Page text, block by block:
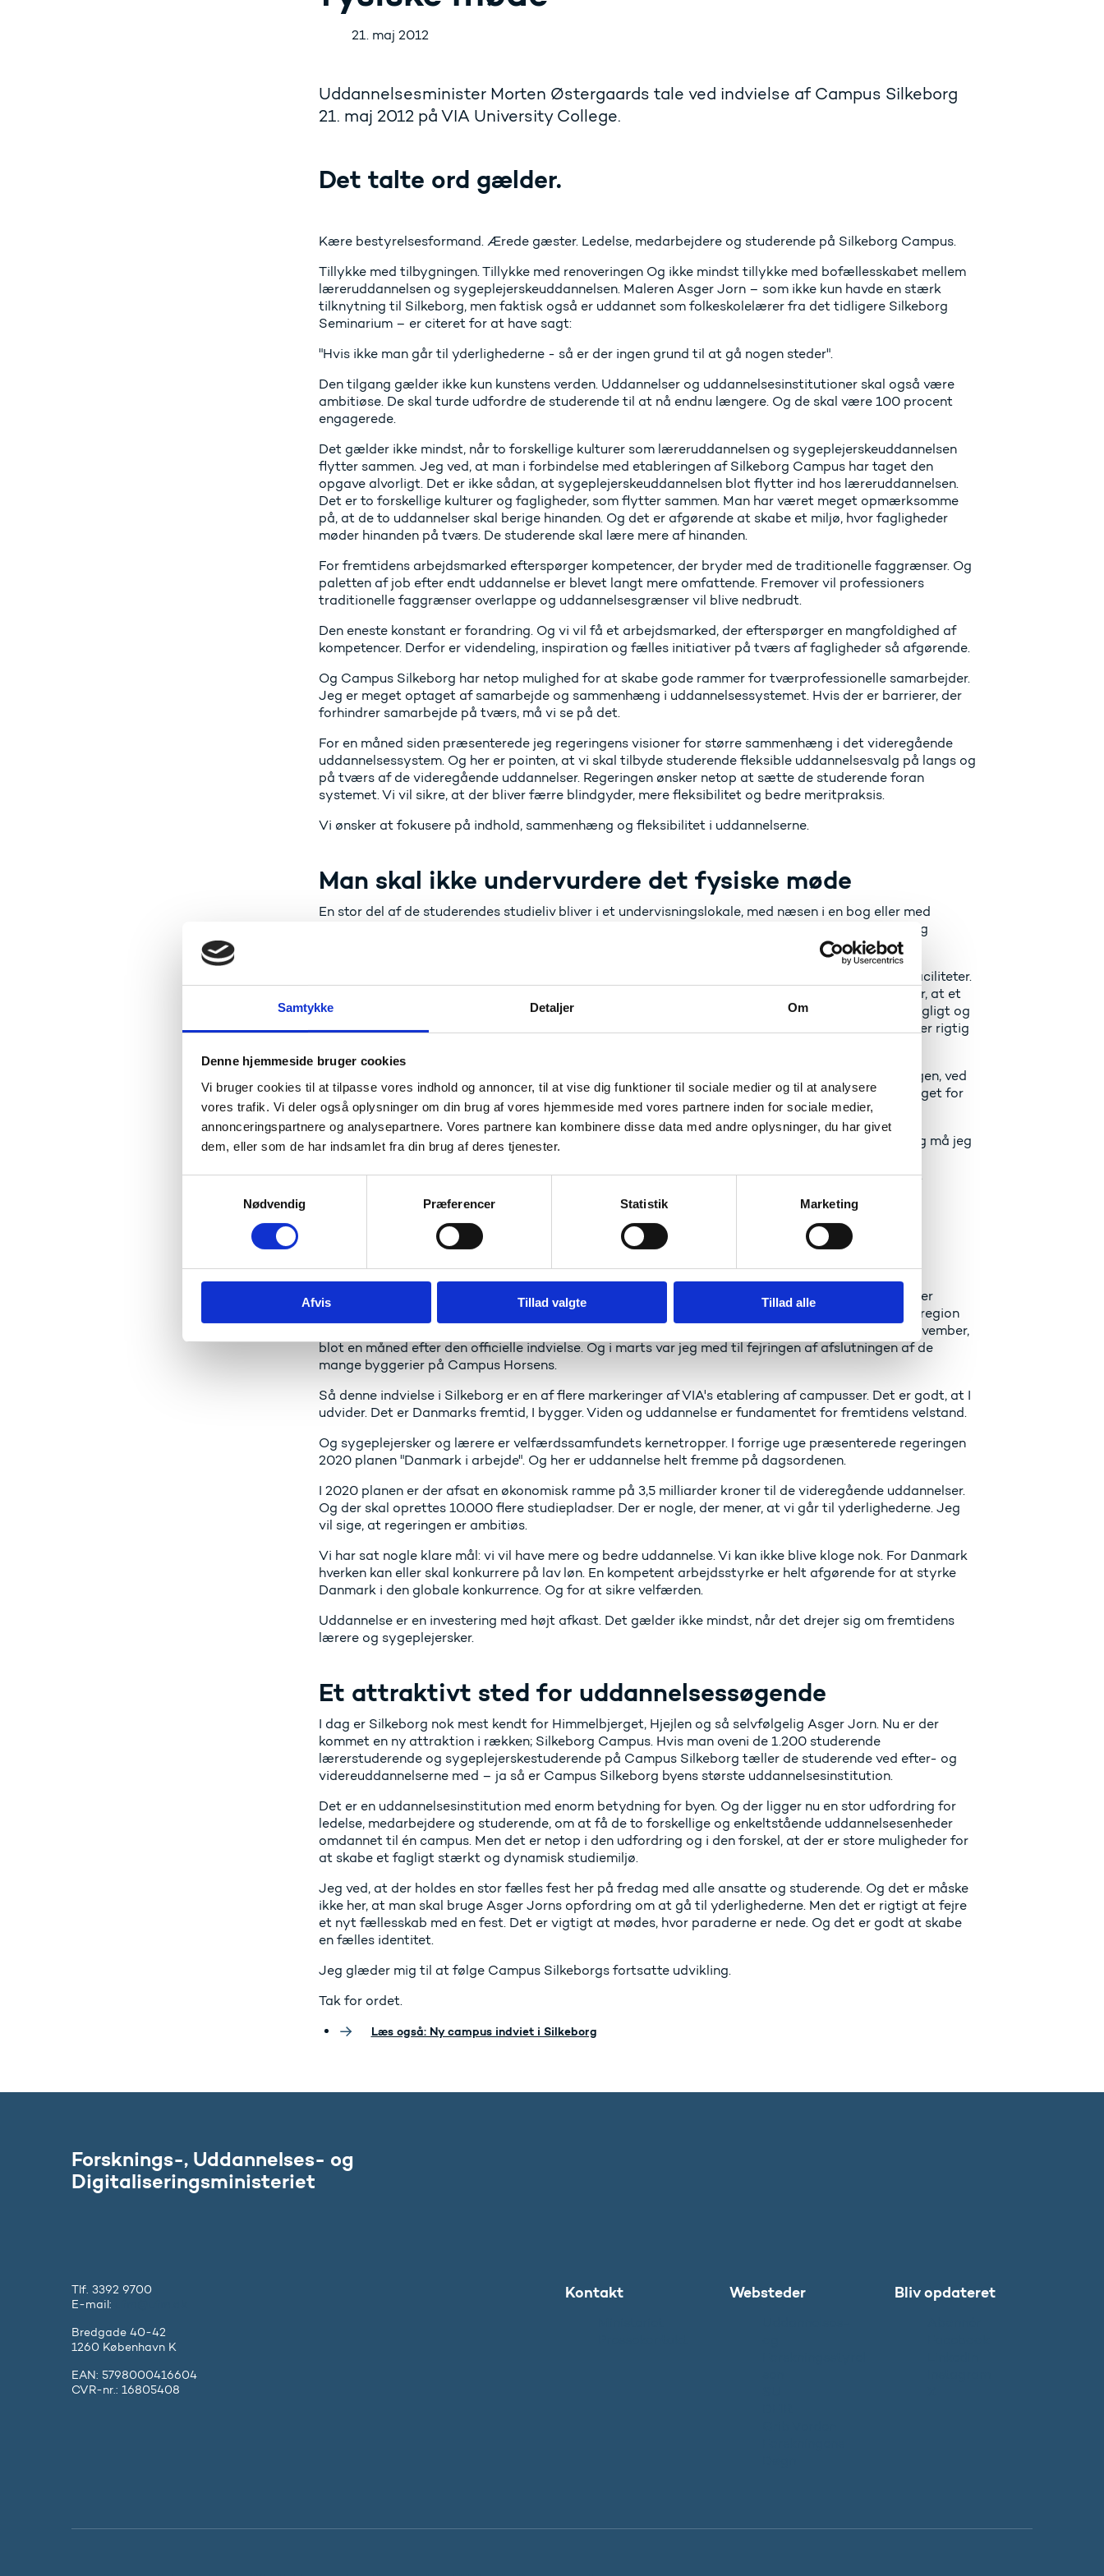
Samtykke Detaljer Om
Denne hjemmeside bruger cookies
Vi bruger cookies til at tilpasse vores indhold og annoncer, til at vise dig funktioner til sociale medier og til at analysere
vores trafik. Vi deler også oplysninger om din brug af vores hjemmeside med vores partnere inden for sociale medier,
annonceringspartnere og analysepartnere. Vores partnere kan kombinere disse data med andre oplysninger, du har givet
dem, eller som de har indsamlet fra din brug af deres tjenester.
v
Nødvendig Præferencer Statistik Marketing
Afvis Tillad valgte Tillad alle
21. maj 2012
Uddannelsesminister Morten Østergaards tale ved indvielse af Campus Silkeborg
21. maj 2012 på VIA University College.
Det talte ord gælder.
Kære bestyrelsesformand. Ærede gæster. Ledelse, medarbejdere og studerende på Silkeborg Campus.
Tillykke med tilbygningen. Tillykke med renoveringen Og ikke mindst tillykke med bofællesskabet mellem
læreruddannelsen og sygeplejerskeuddannelsen. Maleren Asger Jorn – som ikke kun havde en stærk
tilknytning til Silkeborg, men faktisk også er uddannet som folkeskolelærer fra det tidligere Silkeborg
Seminarium – er citeret for at have sagt:
"Hvis ikke man går til yderlighederne - så er der ingen grund til at gå nogen steder".
Den tilgang gælder ikke kun kunstens verden. Uddannelser og uddannelsesinstitutioner skal også være
ambitiøse. De skal turde udfordre de studerende til at nå endnu længere. Og de skal være 100 procent
engagerede.
Det gælder ikke mindst, når to forskellige kulturer som læreruddannelsen og sygeplejerskeuddannelsen
flytter sammen. Jeg ved, at man i forbindelse med etableringen af Silkeborg Campus har taget den
opgave alvorligt. Det er ikke sådan, at sygeplejerskeuddannelsen blot flytter ind hos læreruddannelsen.
Det er to forskellige kulturer og fagligheder, som flytter sammen. Man har været meget opmærksomme
på, at de to uddannelser skal berige hinanden. Og det er afgørende at skabe et miljø, hvor fagligheder
møder hinanden på tværs. De studerende skal lære mere af hinanden.
For fremtidens arbejdsmarked efterspørger kompetencer, der bryder med de traditionelle faggrænser. Og
paletten af job efter endt uddannelse er blevet langt mere omfattende. Fremover vil professioners
traditionelle faggrænser overlappe og uddannelsesgrænser vil blive nedbrudt.
Den eneste konstant er forandring. Og vi vil få et arbejdsmarked, der efterspørger en mangfoldighed af
kompetencer. Derfor er videndeling, inspiration og fælles initiativer på tværs af fagligheder så afgørende.
Og Campus Silkeborg har netop mulighed for at skabe gode rammer for tværprofessionelle samarbejder.
Jeg er meget optaget af samarbejde og sammenhæng i uddannelsessystemet. Hvis der er barrierer, der
forhindrer samarbejde på tværs, må vi se på det.
For en måned siden præsenterede jeg regeringens visioner for større sammenhæng i det videregående
uddannelsessystem. Og her er pointen, at vi skal tilbyde studerende fleksible uddannelsesvalg på langs og
på tværs af de videregående uddannelser. Regeringen ønsker netop at sætte de studerende foran
systemet. Vi vil sikre, at der bliver færre blindgyder, mere fleksibilitet og bedre meritpraksis.
Vi ønsker at fokusere på indhold, sammenhæng og fleksibilitet i uddannelserne.
Man skal ikke undervurdere det fysiske møde
En stor del af de studerendes studieliv bliver i et undervisningslokale, med næsen i en bog eller med
fingrene på et tastatur. Men de fysiske rammer er vigtige. De fysiske rammer betinger, muliggør og
Campus Silkeborg tilbyder et attraktivt studie- og læringsmiljø med tidssvarende uddannelsesfaciliteter.
Det er vigtigt, at de studerende inspireres og udfordres fagligt i et godt miljø. Undersøgelser viser, at et
godt studiemiljø er væsentlig for at undgå frafald. Når de studerende føler sig som en del af et fagligt og
socialt fællesskab, har de ganske enkelt større tilbøjelighed til at gennemføre deres studium. Der er rigtig
Jeg tror på, at der opstår en særlig kemi, når kommende lærere og sygeplejersker mødes på gangen, ved
kaffeautomaten eller i kantinen. Man skal ikke undervurdere det fysiske møde. Det skaber grundlaget for
samarbejder på tværs. Og det vil give et naturligt afsæt for tværfaglige initiativer og projekter.
Det skaber et levende campusområde, hvor de studerende har mulighed for at udfolde sig. Endelig må jeg
tilføje, at de naturskønne omgivelser her i Søhøjlandet også må motivere de studerende til, at
overliggeren sættes højt. Og med kunstværker af Asger Jorn på gangene – som jeg kan forstå, at
inspirationskilde til at gå til yderlighederne.
Kranerne er oppe
Campus Silkeborg er et ud af de syv campusser i Region Midtjylland, som VIA University College er
bygget op om. Og man må sige, at kranerne er oppe. VIA er i fuld gang med at etablere campus i region
Midtjylland. Campus C i Århus er beskrevet, og jeg besøgte selv Campus Nord i Århus tilbage i november,
blot en måned efter den officielle indvielse. Og i marts var jeg med til fejringen af afslutningen af de
mange byggerier på Campus Horsens.
Så denne indvielse i Silkeborg er en af flere markeringer af VIA's etablering af campusser. Det er godt, at I
udvider. Det er Danmarks fremtid, I bygger. Viden og uddannelse er fundamentet for fremtidens velstand.
Og sygeplejersker og lærere er velfærdssamfundets kernetropper. I forrige uge præsenterede regeringen
2020 planen "Danmark i arbejde". Og her er uddannelse helt fremme på dagsordenen.
I 2020 planen er der afsat en økonomisk ramme på 3,5 milliarder kroner til de videregående uddannelser.
Og der skal oprettes 10.000 flere studiepladser. Der er nogle, der mener, at vi går til yderlighederne. Jeg
vil sige, at regeringen er ambitiøs.
Vi har sat nogle klare mål: vi vil have mere og bedre uddannelse. Vi kan ikke blive kloge nok. For Danmark
hverken kan eller skal konkurrere på lav løn. En kompetent arbejdsstyrke er helt afgørende for at styrke
Danmark i den globale konkurrence. Og for at sikre velfærden.
Uddannelse er en investering med højt afkast. Det gælder ikke mindst, når det drejer sig om fremtidens
lærere og sygeplejersker.
Et attraktivt sted for uddannelsessøgende
I dag er Silkeborg nok mest kendt for Himmelbjerget, Hjejlen og så selvfølgelig Asger Jorn. Nu er der
kommet en ny attraktion i rækken; Silkeborg Campus. Hvis man oveni de 1.200 studerende
lærerstuderende og sygeplejerskestuderende på Campus Silkeborg tæller de studerende ved efter- og
videreuddannelserne med – ja så er Campus Silkeborg byens største uddannelsesinstitution.
Det er en uddannelsesinstitution med enorm betydning for byen. Og der ligger nu en stor udfordring for
ledelse, medarbejdere og studerende, om at få de to forskellige og enkeltstående uddannelsesenheder
omdannet til én campus. Men det er netop i den udfordring og i den forskel, at der er store muligheder for
at skabe et fagligt stærkt og dynamisk studiemiljø.
Jeg ved, at der holdes en stor fælles fest her på fredag med alle ansatte og studerende. Og det er måske
ikke her, at man skal bruge Asger Jorns opfordring om at gå til yderlighederne. Men det er rigtigt at fejre
et nyt fællesskab med en fest. Det er vigtigt at mødes, hvor paraderne er nede. Og det er godt at skabe
en fælles identitet.
Jeg glæder mig til at følge Campus Silkeborgs fortsatte udvikling.
Tak for ordet.
Læs også: Ny campus indviet i Silkeborg
Forsknings-, Uddannelses- og
Digitaliseringsministeriet
Tlf. 3392 9700
E-mail:
Bredgade 40-42
1260 København K
EAN: 5798000416604
CVR-nr.: 16805408
Kontakt Websteder Bliv opdateret